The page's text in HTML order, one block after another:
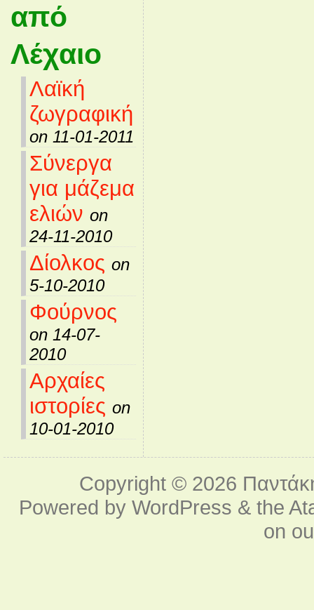
από
Λέχαιο
Λαϊκή
ζωγραφική
on 11-01-2011
Σύνεργα
για μάζεμα
ελιών on
24-11-2010
Δίολκος on
5-10-2010
Φούρνος
on 14-07-
2010
Αρχαίες
ιστορίες on
10-01-2010
Copyright © 2026
Powered byWordPress & the
on